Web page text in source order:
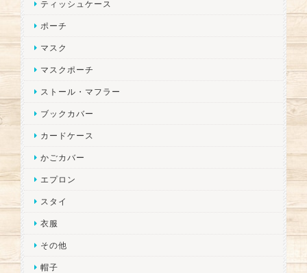
ティッシュケース
ポーチ
マスク
マスクポーチ
ストール・マフラー
ブックカバー
カードケース
かごカバー
エプロン
スタイ
衣服
その他
帽子